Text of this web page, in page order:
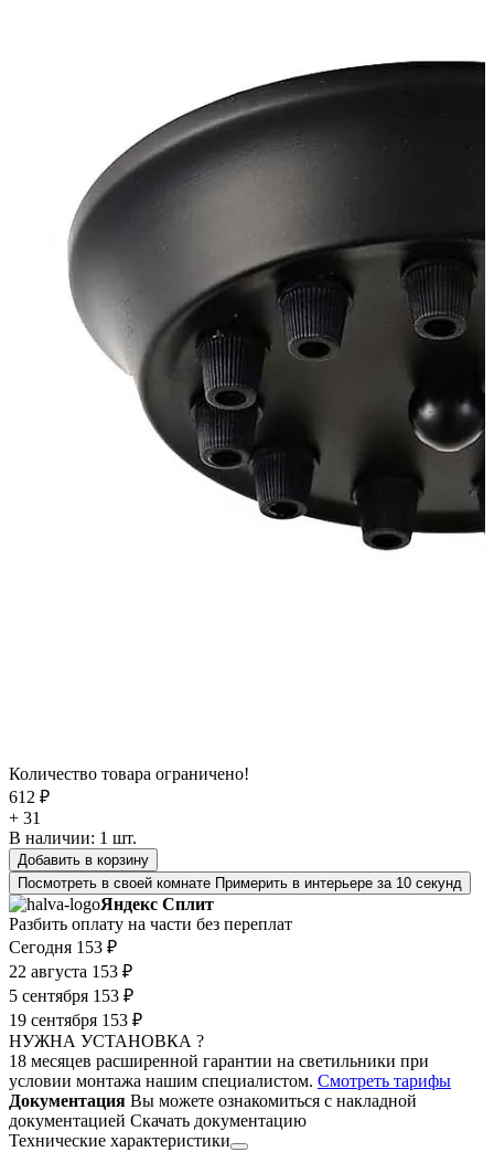
Количество товара ограничено!
612 ₽
+ 31
В наличии: 1 шт.
Добавить в корзину
Посмотреть в своей комнате Примерить в интерьере за 10 секунд
Яндекс Сплит
Разбить оплату на части без переплат
Сегодня 153 ₽
22 августа 153 ₽
5 сентября 153 ₽
19 сентября 153 ₽
НУЖНА УСТАНОВКА ?
18 месяцев расширенной гарантии на светильники при
условии монтажа нашим специалистом. Смотреть тарифы
Документация Вы можете ознакомиться с накладной
документацией Скачать документацию
Технические характеристики